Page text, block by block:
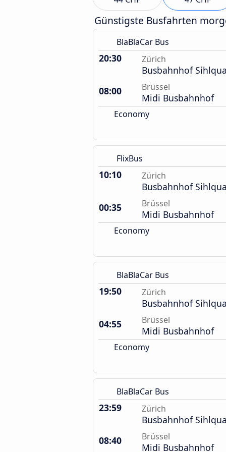
Günstigste Busfahrten
BlaBlaCar Bus
20:30 Zürich
Busbahnhof
08:00
Brüssel
Midi Busbahnhof
Economy
FlixBus
10:10 Zürich
Busbahnhof
00:35
Brüssel
Midi Busbahnhof
Economy
BlaBlaCar Bus
19:50 Zürich
Busbahnhof
04:55
Brüssel
Midi Busbahnhof
Economy
BlaBlaCar Bus
23:59 Zürich
Busbahnhof
08:40
Brüssel
Midi Busbahnhof